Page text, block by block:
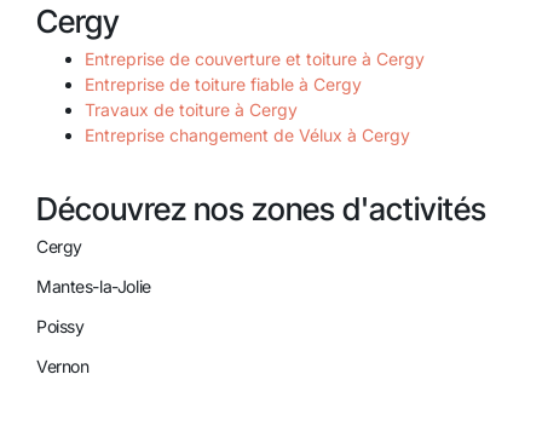
Cergy
Entreprise de couverture et toiture à Cergy
Entreprise de toiture fiable à Cergy
Travaux de toiture à Cergy
Entreprise changement de Vélux à Cergy
Découvrez nos zones d'activités
Cergy
Mantes-la-Jolie
Poissy
Vernon